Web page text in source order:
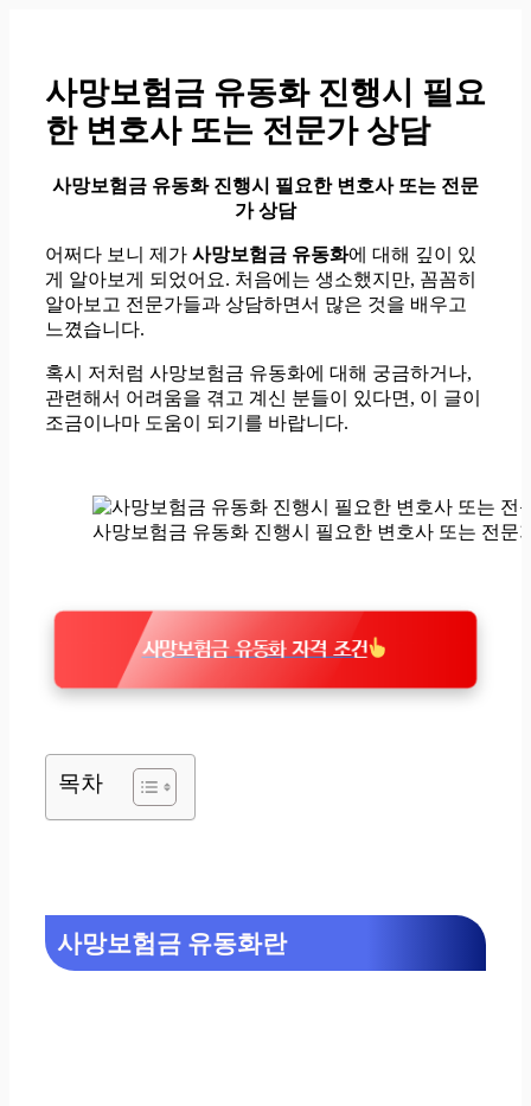
사망보험금 유동화 진행시 필요
한 변호사 또는 전문가 상담
사망보험금 유동화 진행시 필요한 변호사 또는 전문
가 상담
어쩌다 보니 제가 사망보험금 유동화에 대해 깊이 있
게 알아보게 되었어요. 처음에는 생소했지만, 꼼꼼히
알아보고 전문가들과 상담하면서 많은 것을 배우고
느꼈습니다.
혹시 저처럼 사망보험금 유동화에 대해 궁금하거나,
관련해서 어려움을 겪고 계신 분들이 있다면, 이 글이
조금이나마 도움이 되기를 바랍니다.
사망보험금 유동화 진행시 필요한 변호사 또는 전문
사망보험금 유동화 자격 조건
목차
사망보험금 유동화란